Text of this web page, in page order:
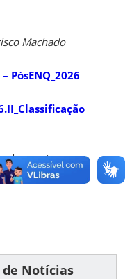
Machado
PósENQ_2026
nesta
Notícias